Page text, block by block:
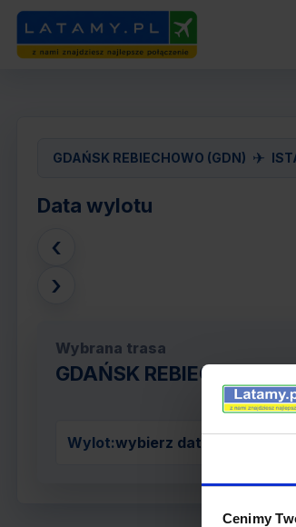
Cenimy
GDAŃSK REBIECHOWO (GDN) ✈
Data wylotu
‹
›
Wybrana trasa
GDAŃSK REBIECHOWO
Wylot:wybierz datę z